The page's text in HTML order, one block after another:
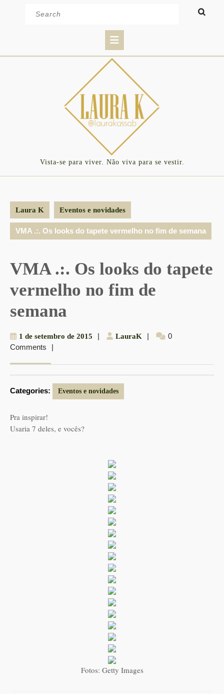
Button
Vista-se para viver. Não viva para se vestir.
Laura K Eventos e novidades
VMA .:. Os looks do tapete vermelho no fim de semana
VMA .:. Os looks do tapete
vermelho no fim de
semana
1 de setembro de 2015 | LauraK LauraK
|
0
Comments
|
Categories: Eventos e novidades
Pra inspirar!
Usaria 7 deles, e vocês?
Fotos: Getty Images